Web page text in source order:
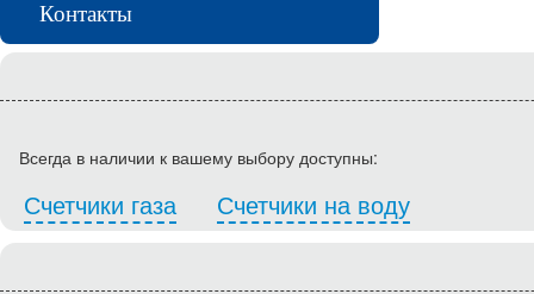
Контакты
Всегда в наличии к вашему выбору доступны:
Счетчики газа Счетчики на воду